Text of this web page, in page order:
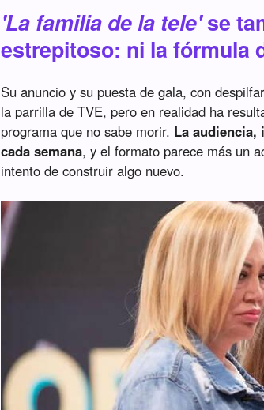
'La familia de la tele'se
estrepitoso: ni la fórmula
Su anuncio y su puesta de gala, con
la parrilla de TVE, pero en realidad ha
programa que no sabe morir. La audiencia,
cada semana, y el formato parece más un
intento de construir algo nuevo.